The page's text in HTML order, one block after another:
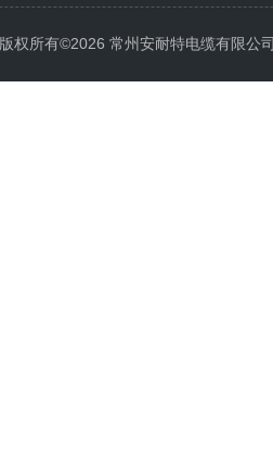
版权所有©2026 常州安耐特电缆有限